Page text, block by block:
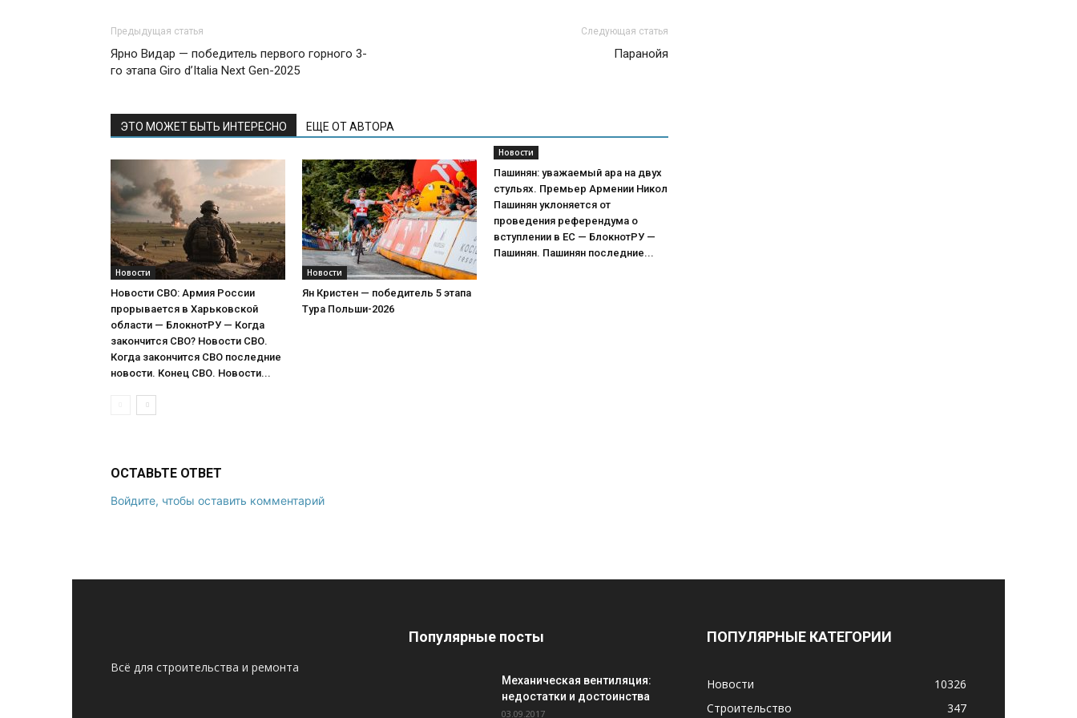
Предыдущая статья
Ярно Видар — победитель первого горного 3-
го этапа Giro d’Italia Next Gen-2025
Следующая статья
Паранойя
ЭТО МОЖЕТ БЫТЬ ИНТЕРЕСНО ЕЩЕ ОТ АВТОРА
Новости
Новости СВО: Армия России
прорывается в Харьковской
области — БлокнотРУ — Когда
закончится СВО? Новости СВО.
Когда закончится СВО последние
новости. Конец СВО. Новости...
Новости
Ян Кристен — победитель 5 этапа
Тура Польши-2026
Новости
Пашинян: уважаемый ара на двух
стульях. Премьер Армении Никол
Пашинян уклоняется от
проведения референдума о
вступлении в ЕС — БлокнотРУ —
Пашинян. Пашинян последние...
ОСТАВЬТЕ ОТВЕТ
Войдите, чтобы оставить комментарий
Всё для строительства и ремонта
Популярные посты
Механическая вентиляция:
недостатки и достоинства
03.09.2017
ПОПУЛЯРНЫЕ КАТЕГОРИИ
Новости
10326
Строительство
347